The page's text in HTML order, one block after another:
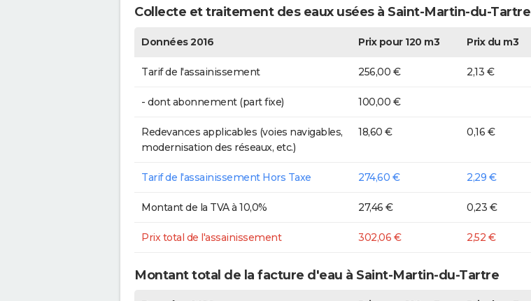
Collecte et traitement des eaux usées à Saint-Martin-du-Tartre
Données 2016 Prix pour 120 m3 Prix du m3
Tarif de l'assainissement 256,00 € 2,13 €
- dont abonnement (part fixe) 100,00 €
Redevances applicables (voies navigables,
modernisation des réseaux, etc.)
18,60 € 0,16 €
Tarif de l'assainissement Hors Taxe 274,60 € 2,29 €
Montant de la TVA à 10,0% 27,46 € 0,23 €
Prix total de l'assainissement 302,06 € 2,52 €
Montant total de la facture d'eau à Saint-Martin-du-Tartre